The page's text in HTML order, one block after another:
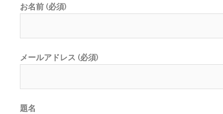
お名前 (必須)
メールアドレス (必須)
題名